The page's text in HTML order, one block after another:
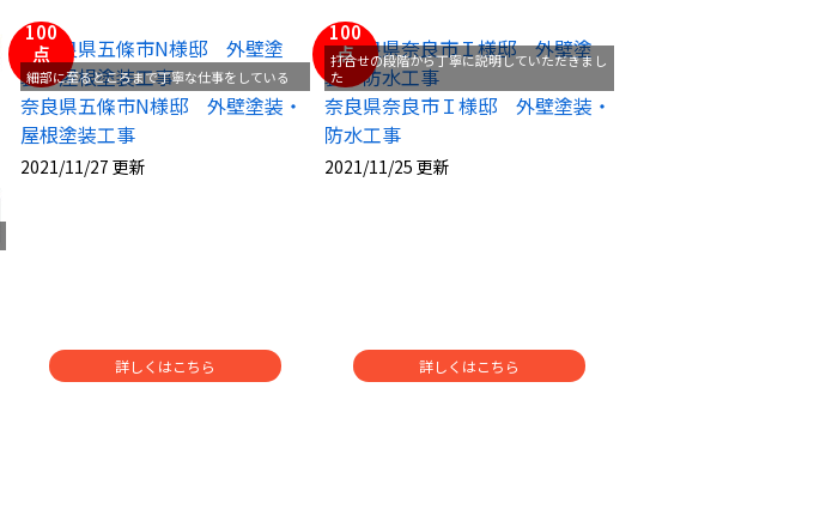
100
点
細部に至るところまで丁寧な仕事をしている
奈良県五條市N様邸 外壁塗装・
屋根塗装工事
2021/11/27 更新
詳しくはこちら
100
点
打合せの段階から丁寧に説明していただきまし
た
奈良県奈良市Ｉ様邸 外壁塗装・
防水工事
2021/11/25 更新
詳しくはこちら